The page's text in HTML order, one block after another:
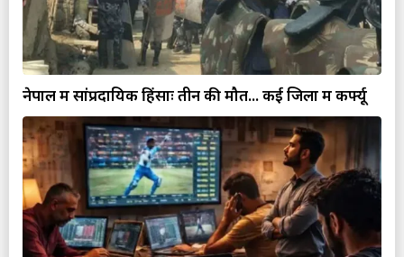
नेपाल में सांप्रदायिक हिंसाः तीन की मौत... कई जिलों में कर्फ्यू